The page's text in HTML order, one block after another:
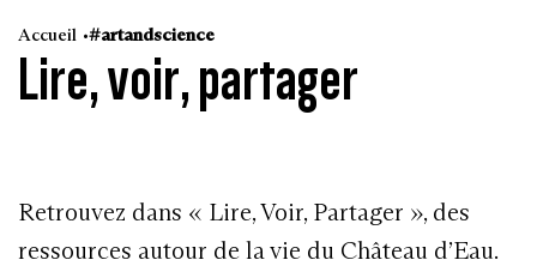
Accueil #artandscience
Lire, voir, partager
Retrouvez dans « Lire, Voir, Partager », des
ressources autour de la vie du Château d’Eau.